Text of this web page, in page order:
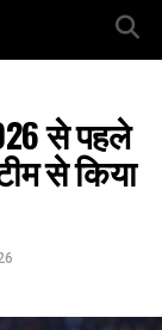
से पहले
से किया